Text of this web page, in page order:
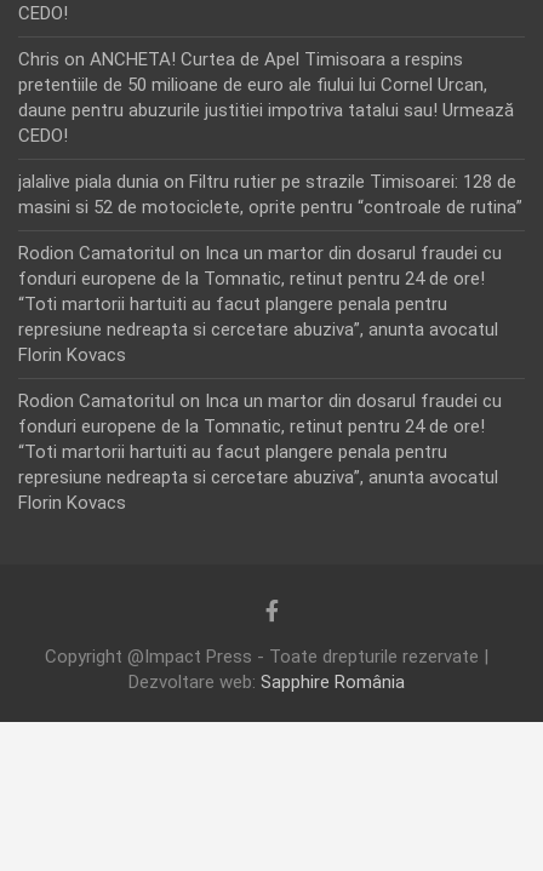
CEDO!
Chris on ANCHETA! Curtea de Apel Timisoara a respins
pretentiile de 50 milioane de euro ale fiului lui Cornel Urcan,
daune pentru abuzurile justitiei impotriva tatalui sau! Urmează
CEDO!
jalalive piala dunia on Filtru rutier pe strazile Timisoarei: 128 de
masini si 52 de motociclete, oprite pentru “controale de rutina”
Rodion Camatoritul on Inca un martor din dosarul fraudei cu
fonduri europene de la Tomnatic, retinut pentru 24 de ore!
“Toti martorii hartuiti au facut plangere penala pentru
represiune nedreapta si cercetare abuziva”, anunta avocatul
Florin Kovacs
Rodion Camatoritul on Inca un martor din dosarul fraudei cu
fonduri europene de la Tomnatic, retinut pentru 24 de ore!
“Toti martorii hartuiti au facut plangere penala pentru
represiune nedreapta si cercetare abuziva”, anunta avocatul
Florin Kovacs
Copyright @Impact Press - Toate drepturile rezervate |
Dezvoltare web: Sapphire România